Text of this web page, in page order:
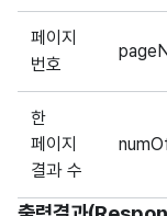
페이지
번호
한
페이지
결과 수